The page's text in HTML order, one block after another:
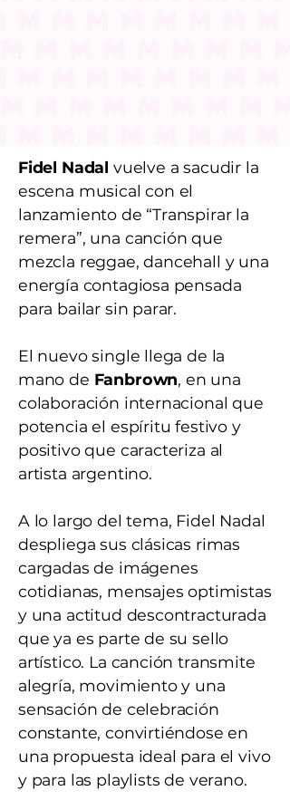
Fidel Nadal vuelve a sacudir la
escena musical con el
lanzamiento de “Transpirar la
remera”, una canción que
mezcla reggae, dancehall y una
energía contagiosa pensada
para bailar sin parar.
El nuevo single llega de la
mano de Fanbrown, en una
colaboración internacional que
potencia el espíritu festivo y
positivo que caracteriza al
artista argentino.
A lo largo del tema, Fidel Nadal
despliega sus clásicas rimas
cargadas de imágenes
cotidianas, mensajes optimistas
y una actitud descontracturada
que ya es parte de su sello
artístico. La canción transmite
alegría, movimiento y una
sensación de celebración
constante, convirtiéndose en
una propuesta ideal para el vivo
y para las playlists de verano.